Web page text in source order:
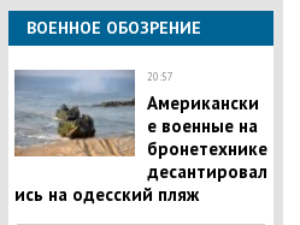
ВОЕННОЕ ОБОЗРЕНИЕ
20:57
Американски
е военные на
бронетехнике
десантировал
ись на одесский пляж